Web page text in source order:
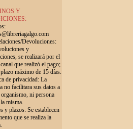
Y
Devoluciones:
y
se realizará por el
que realizó el pago;
máximo de 15 días.
de privacidad: La
no facilitara sus datos a
ni persona
misma.
y plazos: Se establecen
que se realiza la